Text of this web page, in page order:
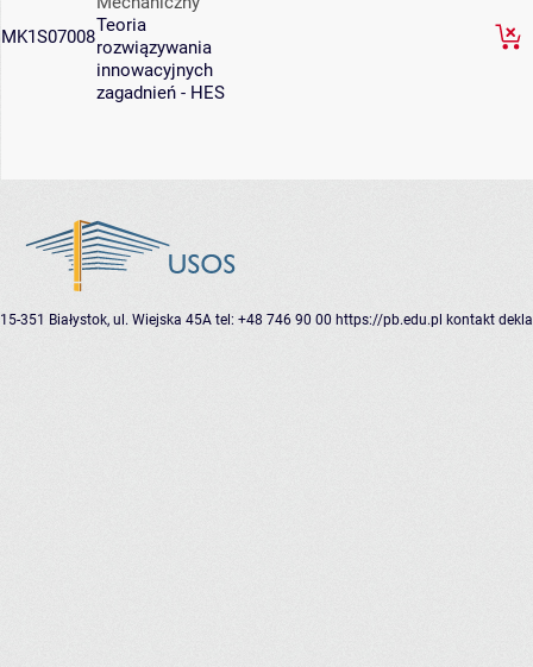
MK1S07008
Teoria
rozwiązywania
innowacyjnych
zagadnień - HES
15-351 Białystok, ul. Wiejska 45A tel: +48 746 90 00 https://pb.edu.pl kontakt